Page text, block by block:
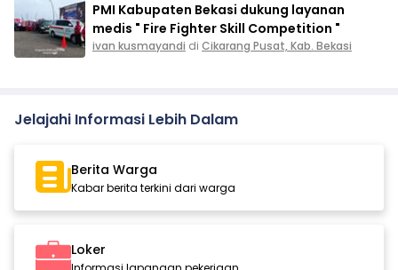
PMI Kabupaten Bekasi dukung layanan
medis " Fire Fighter Skill Competition "
ivan kusmayandi di Cikarang Pusat, Kab. Bekasi
Jelajahi Informasi Lebih Dalam
Berita Warga
Kabar berita terkini dari warga
Loker